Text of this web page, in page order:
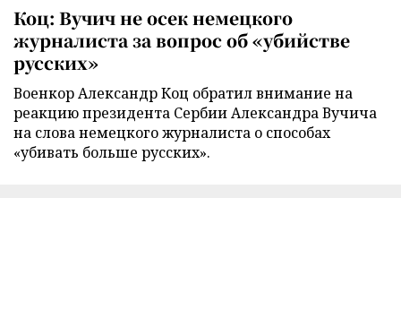
Коц: Вучич не осек немецкого
журналиста за вопрос об «убийстве
русских»
Военкор Александр Коц обратил внимание на
реакцию президента Сербии Александра Вучича
на слова немецкого журналиста о способах
«убивать больше русских».